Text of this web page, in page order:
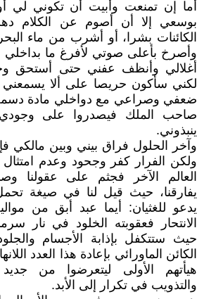
أما إن تمنعت وأبيت أن تكوني لي
بوسعي إلا أن أصوم عن الكلام
الكائنات بشرا، أو أشرب من ماء
وأصرخ بأعلى صوتي لأفرغ ما
أغلالي وأنظف عفني حتى أستحق
لكني سأكون حريصا على ألا يسمعني
ضعفي وصراعي مع دواخلي مادة
صاحب الملك فيصدروا على
ينبذوني.
وآخر الحلول فراق بيني وبين مالكي
ولكن الفرار كفر وجحود وعدم امتثال
العالم الآخر فجثم على عقولنا
يفارقنا، حيث قيل لنا في صيغة
يدعو للغثيان: أيما عبد أبق من
الانتحار فعقوبته الخلود في نار
حيث ستتكفل بإذابة الأجسام
الكائن الماورائي بإعادة هذا العدد
هيأتهم الأولى ليتعرضوا من جديد
والتذويب في تكرار إلى الأبد.